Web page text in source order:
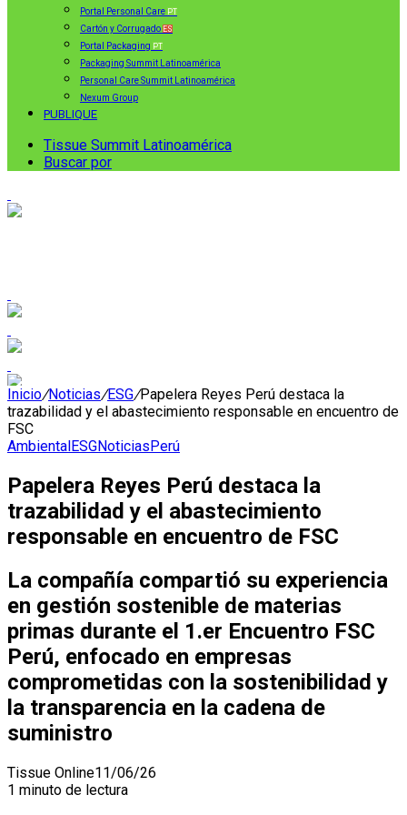
Portal Personal Care PT
Cartón y Corrugado ES
Portal Packaging PT
Packaging Summit Latinoamérica
Personal Care Summit Latinoamérica
Nexum Group
PUBLIQUE
Tissue Summit Latinoamérica
Buscar por
Inicio/Noticias/ESG/Papelera Reyes Perú destaca la
trazabilidad y el abastecimiento responsable en encuentro de
FSC
AmbientalESGNoticiasPerú
Papelera Reyes Perú destaca la
trazabilidad y el abastecimiento
responsable en encuentro de FSC
La compañía compartió su experiencia
en gestión sostenible de materias
primas durante el 1.er Encuentro FSC
Perú, enfocado en empresas
comprometidas con la sostenibilidad y
la transparencia en la cadena de
suministro
Tissue Online11/06/26
1 minuto de lectura